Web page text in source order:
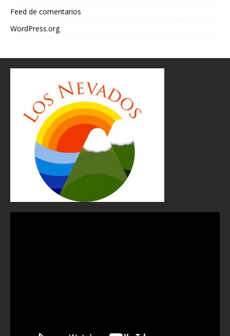
Feed de comentarios
WordPress.org